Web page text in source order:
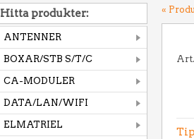
Hitta produkter:
ANTENNER
BOXAR/STB S/T/C
CA-MODULER
DATA/LAN/WIFI
ELMATRIEL
«